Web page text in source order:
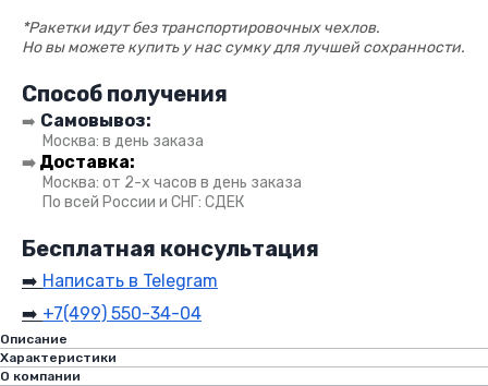
*Ракетки идут без транспортировочных чехлов.
Но вы можете купить у нас сумку для лучшей сохранности.
Способ получения
➡️ Самовывоз:
Москва: в день заказа
➡️ Доставка:
Москва: от 2-х часов в день заказа
По всей России и СНГ: СДЕК
Бесплатная консультация
➡️ Написать в Telegram
➡️ +7(499) 550-34-04
Описание
Характеристики
О компании